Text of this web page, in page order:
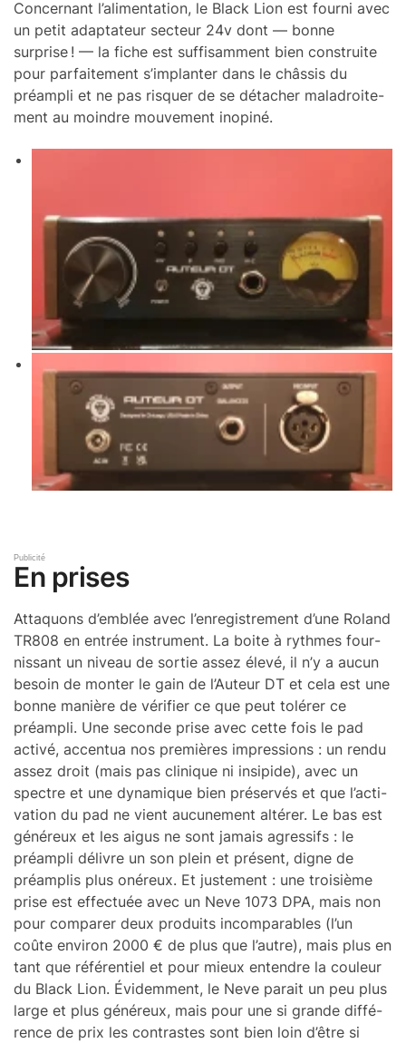
Concer­nant l’ali­men­ta­tion, le Black Lion est fourni avec
un petit adap­ta­teur secteur 24v dont — bonne
surprise ! — la fiche est suffi­sam­ment bien construite
pour parfai­te­ment s’im­plan­ter dans le châs­sis du
préam­pli et ne pas risquer de se déta­cher maladroi­te­
ment au moindre mouve­ment inopiné.
En prises
Attaquons d’em­blée avec l’en­re­gis­tre­ment d’une Roland
TR808 en entrée instru­ment. La boite à rythmes four­
nis­sant un niveau de sortie assez élevé, il n’y a aucun
besoin de monter le gain de l’Au­teur DT et cela est une
bonne manière de véri­fier ce que peut tolé­rer ce
préam­pli. Une seconde prise avec cette fois le pad
activé, accen­tua nos premières impres­sions : un rendu
assez droit (mais pas clinique ni insi­pide), avec un
spectre et une dyna­mique bien préser­vés et que l’ac­ti­
va­tion du pad ne vient aucu­ne­ment alté­rer. Le bas est
géné­reux et les aigus ne sont jamais agres­sifs : le
préam­pli délivre un son plein et présent, digne de
préam­plis plus onéreux. Et juste­ment : une troi­sième
prise est effec­tuée avec un Neve 1073 DPA, mais non
pour compa­rer deux produits incom­pa­rables (l’un
coûte envi­ron 2000 € de plus que l’autre), mais plus en
tant que réfé­ren­tiel et pour mieux entendre la couleur
du Black Lion. Évidem­ment, le Neve parait un peu plus
large et plus géné­reux, mais pour une si grande diffé­
rence de prix les contrastes sont bien loin d’être si